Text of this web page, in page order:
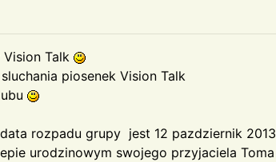
Talk
piosenek Vision Talk
rozpadu grupy jest 12 pazdziernik 2013
urodzinowym swojego przyjaciela Toma